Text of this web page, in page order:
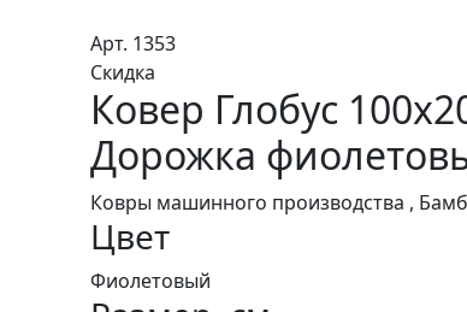
Арт. 1353
Скидка
Ковер Глобус
Дорожка
Ковры машинного производства ,
Цвет
Фиолетовый